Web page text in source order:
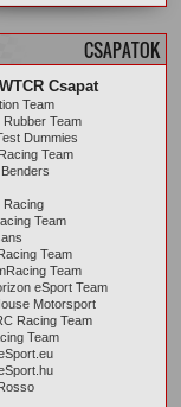
CSAPATOK
WTCR Csapat
Team
Rubber Team
Dummies
Team
Racing
Team
Team
Team
eSport Team
Motorsport
Racing Team
Team